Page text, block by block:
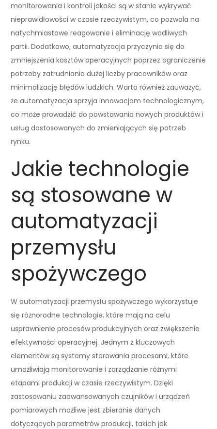
monitorowania i kontroli jakości są w stanie wykrywać
nieprawidłowości w czasie rzeczywistym, co pozwala na
natychmiastowe reagowanie i eliminację wadliwych
partii. Dodatkowo, automatyzacja przyczynia się do
zmniejszenia kosztów operacyjnych poprzez ograniczenie
potrzeby zatrudniania dużej liczby pracowników oraz
minimalizację błędów ludzkich. Warto również zauważyć,
że automatyzacja sprzyja innowacjom technologicznym,
co może prowadzić do powstawania nowych produktów i
usług dostosowanych do zmieniających się potrzeb
rynku.
Jakie technologie
są stosowane w
automatyzacji
przemysłu
spożywczego
W automatyzacji przemysłu spożywczego wykorzystuje
się różnorodne technologie, które mają na celu
usprawnienie procesów produkcyjnych oraz zwiększenie
efektywności operacyjnej. Jednym z kluczowych
elementów są systemy sterowania procesami, które
umożliwiają monitorowanie i zarządzanie różnymi
etapami produkcji w czasie rzeczywistym. Dzięki
zastosowaniu zaawansowanych czujników i urządzeń
pomiarowych możliwe jest zbieranie danych
dotyczących parametrów produkcji, takich jak